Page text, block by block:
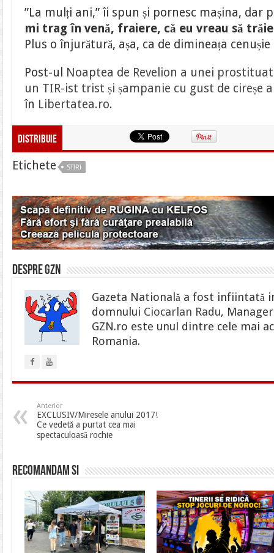
”La mulți ani,” îi spun și pornesc mașina, dar
mi trag în venă, fraiere, că eu vreau să
Plus o înjurătură, așa, ca de dimineața
Post-ul Noaptea de Revelion a unei
un TIR-ist trist și șampanie cu gust de cireșe
în Libertatea.ro.
Distribuie
Etichete STIRI
Despre gzn
Gazeta Natională a fost infiintată
domnului Ciocarlan Radu,
GZN.ro este unul dintre cele mai
Romania.
Anterior
EXCLUSIV/Miresele anului 2017!
Ce vedetă a purtat cea mai
spectaculoasă rochie
Recomandam si